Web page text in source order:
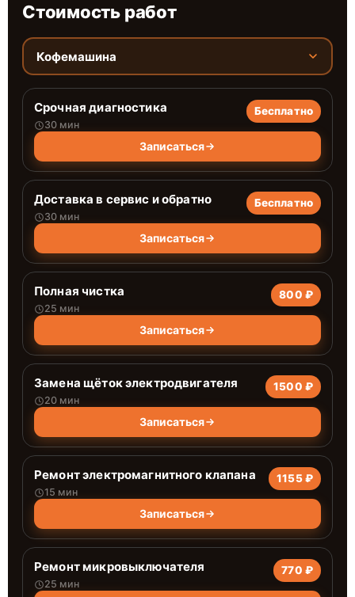
Стоимость работ
Кофемашина
Срочная диагностика
30 мин
Бесплатно
Записаться
Доставка в сервис и обратно
30 мин
Бесплатно
Записаться
Полная чистка
25 мин
800 ₽
Записаться
Замена щёток электродвигателя
20 мин
1500 ₽
Записаться
Ремонт электромагнитного клапана
15 мин
1155 ₽
Записаться
Ремонт микровыключателя
25 мин
770 ₽